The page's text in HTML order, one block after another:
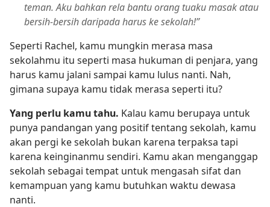
teman. Aku bahkan rela bantu orang tuaku masak atau
bersih-bersih daripada harus ke sekolah!”
Seperti Rachel, kamu mungkin merasa masa
sekolahmu itu seperti masa hukuman di penjara, yang
harus kamu jalani sampai kamu lulus nanti. Nah,
gimana supaya kamu tidak merasa seperti itu?
Yang perlu kamu tahu. Kalau kamu berupaya untuk
punya pandangan yang positif tentang sekolah, kamu
akan pergi ke sekolah bukan karena terpaksa tapi
karena keinginanmu sendiri. Kamu akan menganggap
sekolah sebagai tempat untuk mengasah sifat dan
kemampuan yang kamu butuhkan waktu dewasa
nanti.